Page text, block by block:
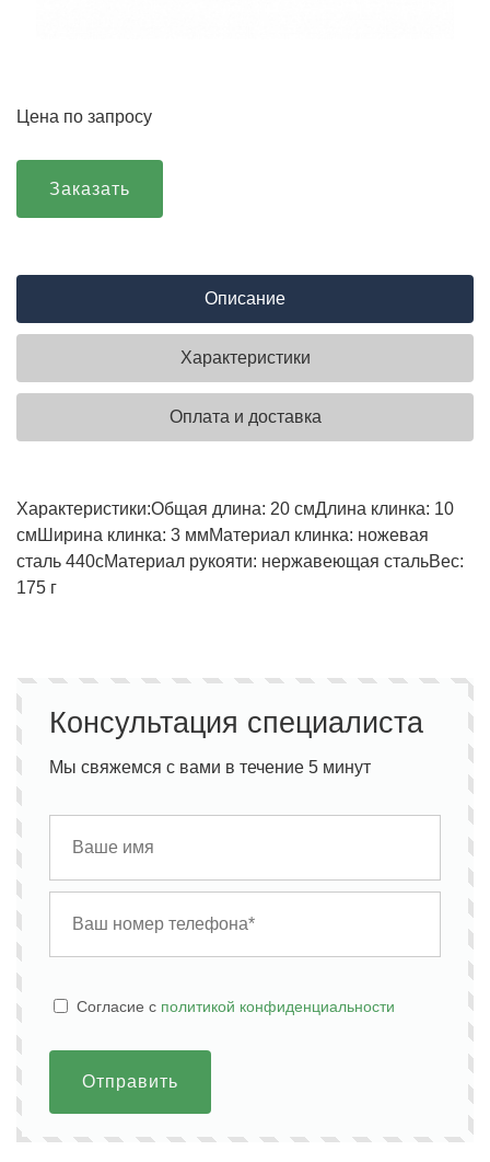
Цена по запросу
Заказать
Описание
Характеристики
Оплата и доставка
Характеристики:Общая длина: 20 смДлина клинка: 10
смШирина клинка: 3 ммМатериал клинка: ножевая
сталь 440сМатериал рукояти: нержавеющая стальВес:
175 г
Консультация специалиста
Мы свяжемся с вами в течение 5 минут
Cогласие с политикой конфиденциальности
Отправить